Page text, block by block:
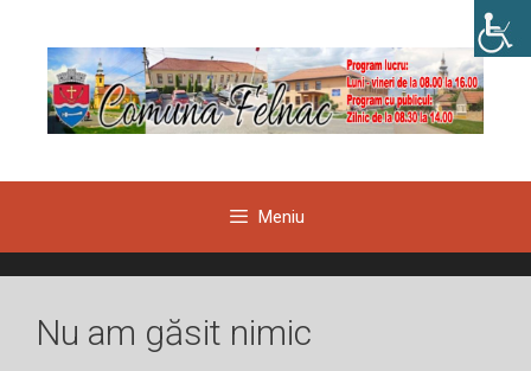
conținut
Meniu
Nu am găsit nimic